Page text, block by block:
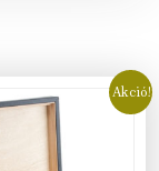
Akció!